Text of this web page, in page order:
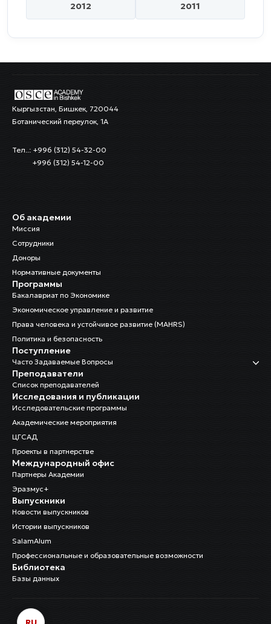
2012 2011
Кыргызстан, Бишкек, 720044
Ботанический переулок, 1А
Тел..: +996 (312) 54-32-00
+996 (312) 54-12-00
Об академии
Миссия
Сотрудники
Доноры
Нормативные документы
Программы
Бакалавриат по Экономике
Экономическое управление и развитие
Права человека и устойчивое развитие (MAHRS)
Политика и безопасность
Поступление
Часто Задаваемые Вопросы
Преподаватели
Список преподавателей
Исследования и публикации
Исследовательские программы
Академические мероприятия
ЦГСАД
Проекты в партнерстве
Международный офис
Партнеры Академии
Эразмус+
Выпускники
Новости выпускников
Истории выпускников
SalamAlum
Профессиональные и образовательные возможности
Библиотека
Базы данных